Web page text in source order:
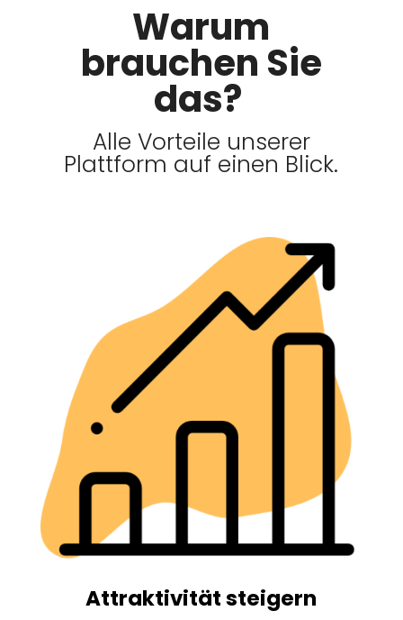
Warum
brauchen Sie
das?
Alle Vorteile unserer
Plattform auf einen Blick.
Attraktivität steigern